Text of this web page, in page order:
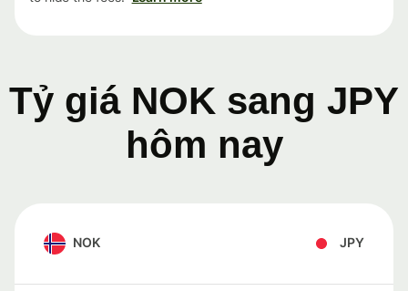
Tỷ giá NOK sang JPY
hôm nay
NOK JPY